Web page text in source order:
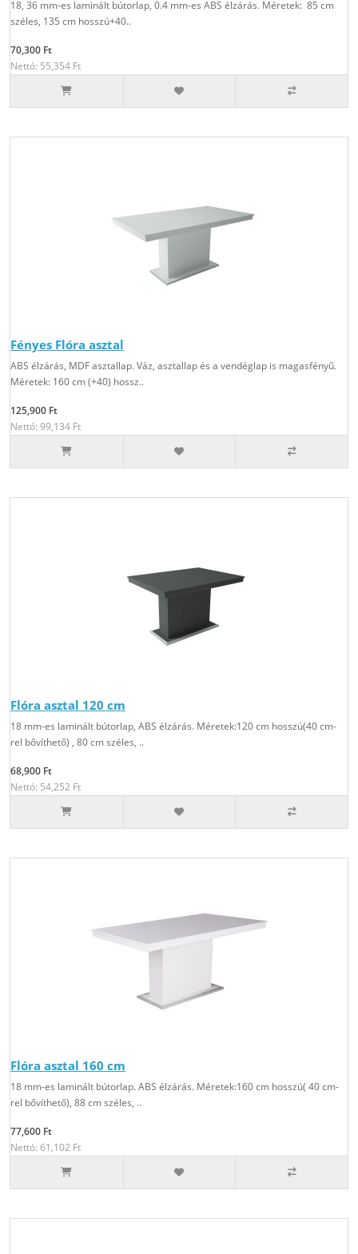
18, 36 mm-es laminált bútorlap, 0.4 mm-es ABS élzárás. Méretek: 85 cm
széles, 135 cm hosszú+40..
70,300 Ft
Nettó: 55,354 Ft
Fényes Flóra asztal
ABS élzárás, MDF asztallap. Váz, asztallap és a vendéglap is magasfényű.
Méretek: 160 cm (+40) hossz..
125,900 Ft
Nettó: 99,134 Ft
Flóra asztal 120 cm
18 mm-es laminált bútorlap, ABS élzárás. Méretek:120 cm hosszú(40 cm-
rel bővíthető) , 80 cm széles, ..
68,900 Ft
Nettó: 54,252 Ft
Flóra asztal 160 cm
18 mm-es laminált bútorlap. ABS élzárás. Méretek:160 cm hosszú( 40 cm-
rel bővíthető), 88 cm széles, ..
77,600 Ft
Nettó: 61,102 Ft